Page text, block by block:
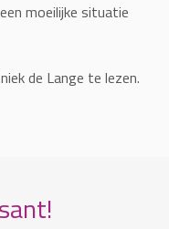
moeilijke situatie
de Lange te lezen.